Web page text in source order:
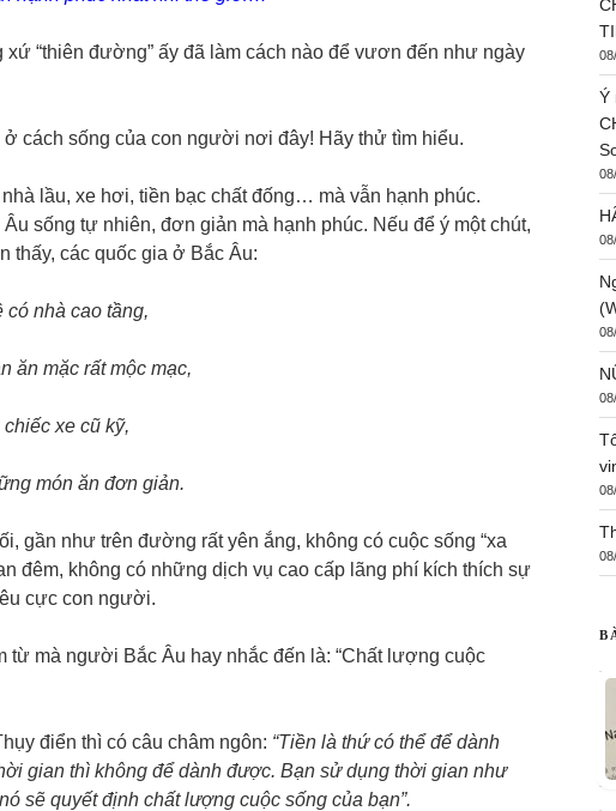
xứ “thiên đường” ấy đã làm cách nào để vươn đến như ngày
ở cách sống của con người nơi đây! Hãy thử tìm hiểu.
nhà lầu, xe hơi, tiền bạc chất đống… mà vẫn hạnh phúc.
sống tự nhiên, đơn giản mà hạnh phúc. Nếu để ý một chút,
thấy, các quốc gia ở Bắc Âu:
có nhà cao tầng,
ăn mặc rất mộc mạc,
xe cũ kỹ,
món ăn đơn giản.
gần như trên đường rất yên ắng, không có cuộc sống “xa
đêm, không có những dịch vụ cao cấp lãng phí kích thích sự
cực con người.
từ mà người Bắc Âu hay nhắc đến là: “Chất lượng cuộc
điển thì có câu châm ngôn: “Tiền là thứ có thể để dành
gian thì không để dành được. Bạn sử dụng thời gian như
sẽ quyết định chất lượng cuộc sống của bạn”.
Ý